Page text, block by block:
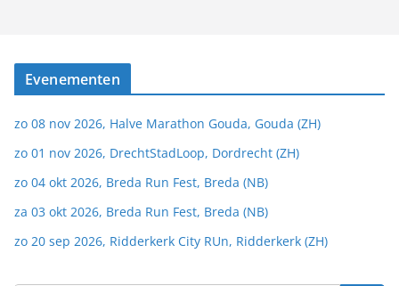
Evenementen
zo 08 nov 2026, Halve Marathon Gouda, Gouda (ZH)
zo 01 nov 2026, DrechtStadLoop, Dordrecht (ZH)
zo 04 okt 2026, Breda Run Fest, Breda (NB)
za 03 okt 2026, Breda Run Fest, Breda (NB)
zo 20 sep 2026, Ridderkerk City RUn, Ridderkerk (ZH)